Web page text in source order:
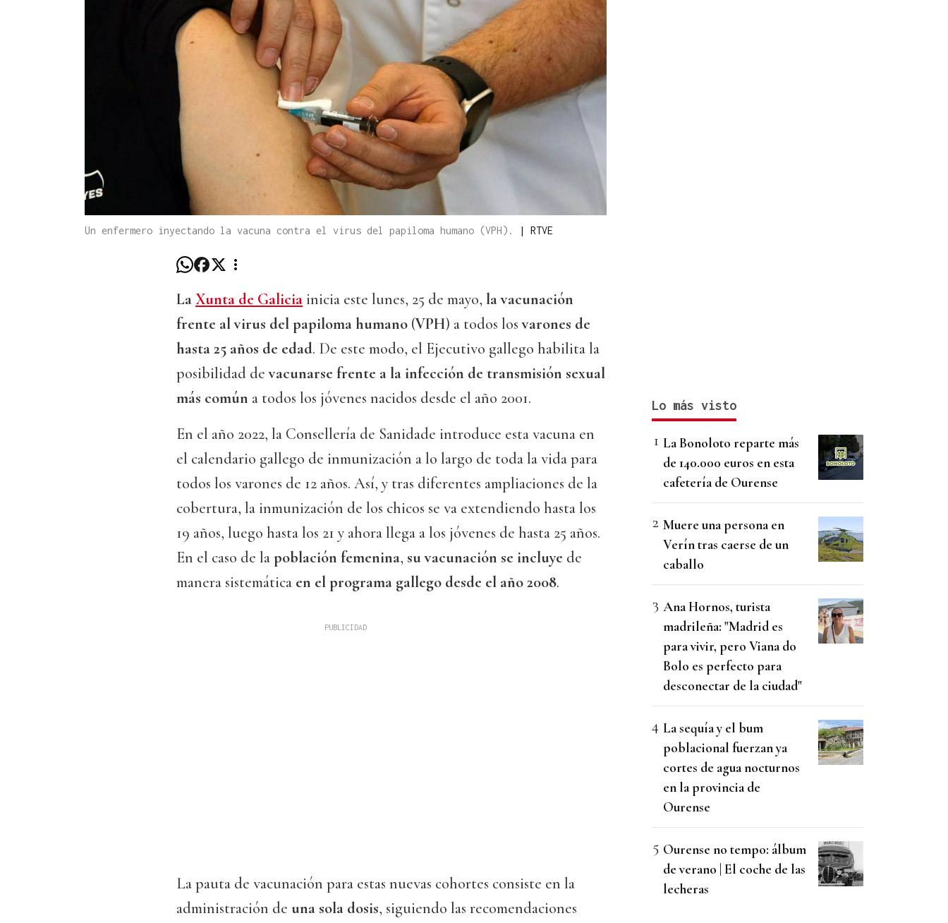
Un enfermero inyectando la vacuna contra el virus del papiloma humano (VPH). | RTVE
LaXunta de Galicia inicia este lunes, 25 de mayo, la vacunación
frente al virus del papiloma humano (VPH) a todos losvarones de
hasta 25 años de edad. De este modo, el Ejecutivo gallego habilita la
posibilidad devacunarse frente a la infección de transmisión sexual
más común a todos los jóvenes nacidos desde el año 2001.
En el año 2022, la Consellería de Sanidade introduce esta vacuna en
el calendario gallego de inmunización a lo largo de toda la vida para
todos los varones de 12 años. Así, y tras diferentes ampliaciones de la
cobertura, la inmunización de los chicos se va extendiendo hasta los
19 años, luego hasta los 21 y ahora llega a los jóvenes de hasta 25 años.
En el caso de lapoblación femenina, su vacunación se incluye de
manera sistemática en el programa gallego desde el año 2008.
La pauta de vacunación para estas nuevas cohortes consiste en la
administración de una sola dosis, siguiendo las recomendaciones
Lo más visto
La Bonoloto reparte más
de 140.000 euros en esta
cafetería de Ourense
Muere una persona en
Verín tras caerse de un
caballo
Ana Hornos, turista
madrileña: "Madrid es
para vivir, pero Viana do
Bolo es perfecto para
desconectar de la ciudad"
La sequía y el bum
poblacional fuerzan ya
cortes de agua nocturnos
en la provincia de
Ourense
Ourense no tempo: álbum
de verano | El coche de las
lecheras